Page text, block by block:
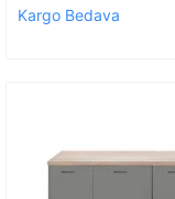
Kargo Bedava